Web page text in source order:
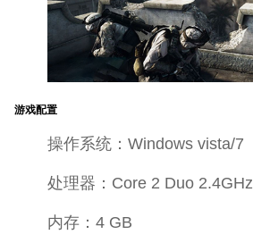
游戏配置
操作系统：Windows vista/7
处理器：Core 2 Duo 2.4GHz
内存：4 GB